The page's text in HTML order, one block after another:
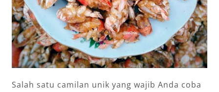
Salah satu camilan unik yang wajib Anda coba